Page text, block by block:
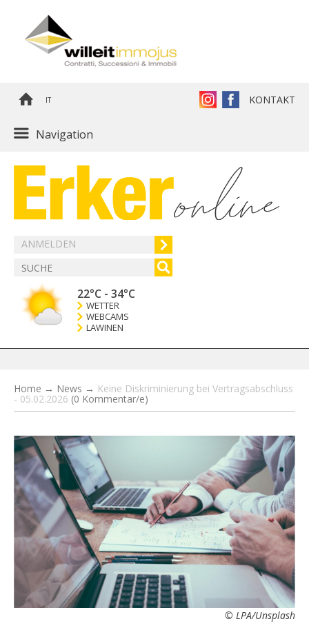
IT KONTAKT
Navigation
ANMELDEN
22°C - 34°C
WETTER
WEBCAMS
LAWINEN
Home → News → Keine Diskriminierung bei Vertragsabschluss
- 05.02.2026 (0 Kommentar/e)
© LPA/Unsplash